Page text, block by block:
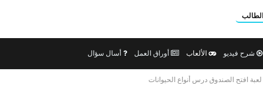
شرح فيديو الألعاب أوراق العمل أسال سؤال
لعبة افتح الصندوق درس أنواع الحيوانات